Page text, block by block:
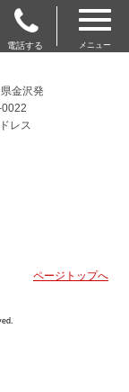
電話する メニュー
金沢発
レス
ページトップへ